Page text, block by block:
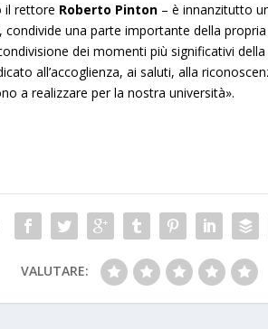
il rettore Roberto Pinton – è innanzitutto
una parte importante della
dei momenti più significativi
all’accoglienza, ai saluti, alla
a realizzare per la nostra università».
VALUTARE: